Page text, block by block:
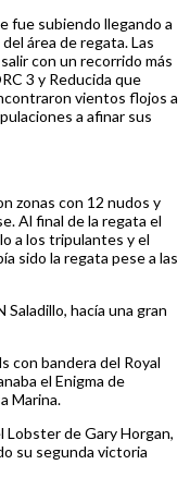
fue subiendo llegando a
área de regata. Las
con un recorrido más
3 y Reducida que
vientos flojos a
a afinar sus
zonas con 12 nudos y
Al final de la regata el
a los tripulantes y el
sido la regata pese a las
Saladillo, hacía una gran
con bandera del Royal
el Enigma de
Marina.
Lobster de Gary Horgan,
su segunda victoria